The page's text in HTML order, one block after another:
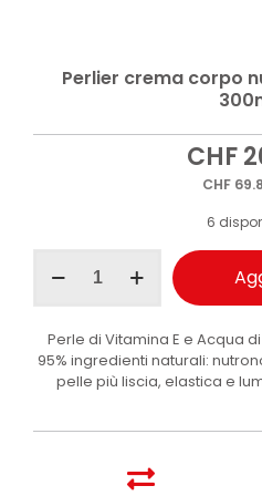
Perlier crema corpo
CHF
CHF
6
crema
Melograno
300ml
quantità
Perle di Vitamina E e Acqua
95% ingredienti naturali:
pelle più liscia, elastica e